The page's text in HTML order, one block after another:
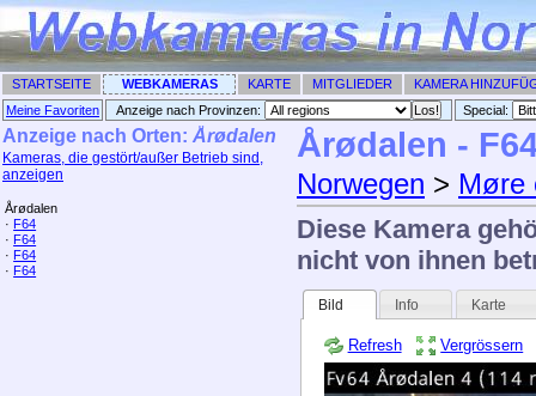
STARTSEITE WEBKAMERAS KARTE MITGLIEDER
KAMERA
Meine Favoriten
Anzeige nach Provinzen: Special: